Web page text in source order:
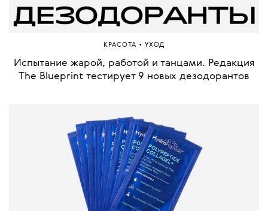
КРАСОТА • УХОД
Испытание жарой, работой и танцами. Редакция
The Blueprint тестирует 9 новых дезодорантов